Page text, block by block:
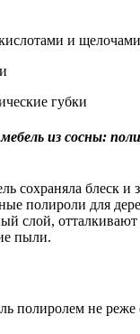
и щелочами
губки
из сосны:
сохраняла блеск и
полироли для
слой, отталкивают
пыли.
полиролем не реже